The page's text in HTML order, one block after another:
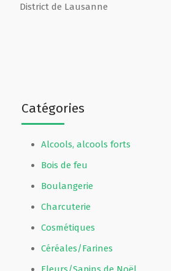
Catégories
Alcools, alcools forts
Bois de feu
Boulangerie
Charcuterie
Cosmétiques
Céréales/Farines
District de Lausanne